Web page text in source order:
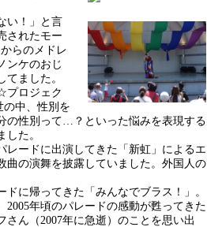
い！」と言
されたモー
らのメドレ
ンケのおじ
ました。
プロジェク
の中、性別を
の性別って…？といった悩みを表現する
した。
ードに出演してきた「新虹」によるエ
曲の演舞を披露していました。外国人の
に帰ってきた「みんなでブラス！」。
年頃のパレードの感動が甦ってきた
さん（2007年に急逝）のことを思い出